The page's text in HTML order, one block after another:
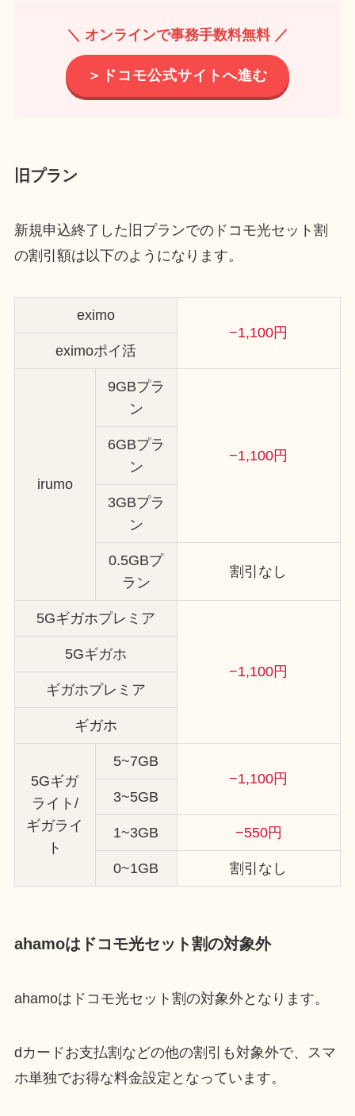
＼ オンラインで事務手数料無料 ／
＞ドコモ公式サイトへ進む
旧プラン
新規申込終了した旧プランでのドコモ光セット割
の割引額は以下のようになります。
eximo
−1,100円
eximoポイ活
irumo
9GBプラ
ン
−1,100円
6GBプラ
ン
3GBプラ
ン
0.5GBプ
ラン
割引なし
5Gギガホプレミア
−1,100円
5Gギガホ
ギガホプレミア
ギガホ
5Gギガ
ライト/
ギガライ
ト
5~7GB
−1,100円
3~5GB
1~3GB −550円
0~1GB 割引なし
ahamoはドコモ光セット割の対象外
ahamoはドコモ光セット割の対象外となります。
dカードお支払割などの他の割引も対象外で、スマ
ホ単独でお得な料金設定となっています。